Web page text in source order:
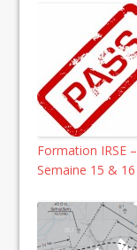
Formation IRSE –
Semaine 15 & 16